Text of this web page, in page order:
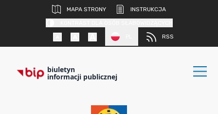
MAPA STRONY
INSTRUKCJA
RSS
biuletyn
informacji publicznej